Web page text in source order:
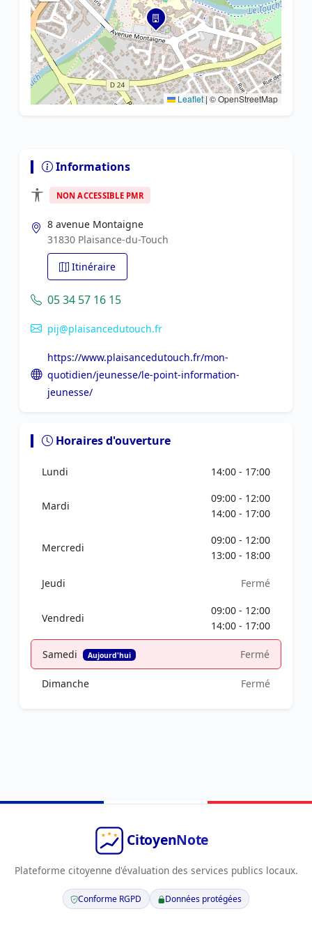
Leaflet | © OpenStreetMap
Informations
NON ACCESSIBLE PMR
8 avenue Montaigne
31830 Plaisance-du-Touch
Itinéraire
05 34 57 16 15
pij@plaisancedutouch.fr
https://www.plaisancedutouch.fr/mon-
quotidien/jeunesse/le-point-information-
jeunesse/
Horaires d'ouverture
Lundi 14:00 - 17:00
Mardi
09:00 - 12:00
14:00 - 17:00
Mercredi
09:00 - 12:00
13:00 - 18:00
Jeudi Fermé
Vendredi
09:00 - 12:00
14:00 - 17:00
Samedi Aujourd'hui Fermé
Dimanche Fermé
Plateforme citoyenne d'évaluation des services publics locaux.
Conforme RGPD Données protégées